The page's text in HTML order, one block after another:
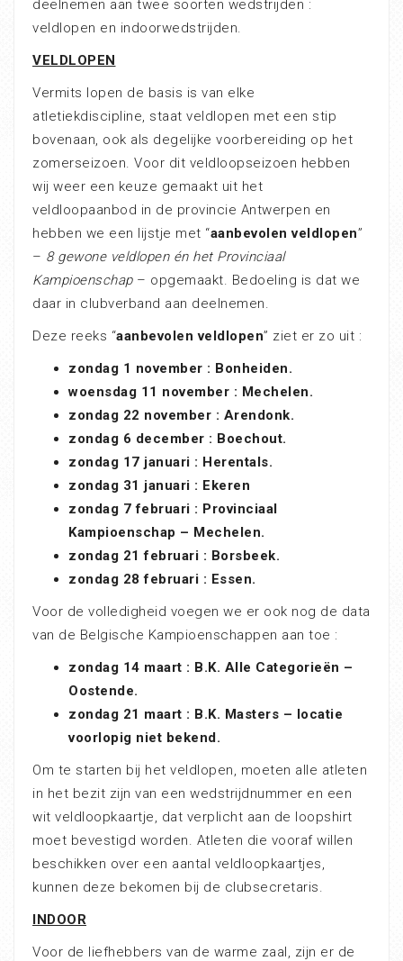
deelnemen aan twee soorten wedstrijden :
veldlopen en indoorwedstrijden.
VELDLOPEN
Vermits lopen de basis is van elke
atletiekdiscipline, staat veldlopen met een stip
bovenaan, ook als degelijke voorbereiding op het
zomerseizoen. Voor dit veldloopseizoen hebben
wij weer een keuze gemaakt uit het
veldloopaanbod in de provincie Antwerpen en
hebben we een lijstje met “aanbevolen veldlopen”
– 8 gewone veldlopen én het Provinciaal
Kampioenschap– opgemaakt. Bedoeling is dat we
daar in clubverband aan deelnemen.
Deze reeks “aanbevolen veldlopen” ziet er zo uit :
zondag 1 november : Bonheiden.
woensdag 11 november : Mechelen.
zondag 22 november : Arendonk.
zondag 6 december : Boechout.
zondag 17 januari : Herentals.
zondag 31 januari : Ekeren
zondag 7 februari : Provinciaal
Kampioenschap – Mechelen.
zondag 21 februari : Borsbeek.
zondag 28 februari : Essen.
Voor de volledigheid voegen we er ook nog de data
van de Belgische Kampioenschappen aan toe :
zondag 14 maart : B.K. Alle Categorieën –
Oostende.
zondag 21 maart : B.K. Masters – locatie
voorlopig niet bekend.
Om te starten bij het veldlopen, moeten alle atleten
in het bezit zijn van een wedstrijdnummer en een
wit veldloopkaartje, dat verplicht aan de loopshirt
moet bevestigd worden. Atleten die vooraf willen
beschikken over een aantal veldloopkaartjes,
kunnen deze bekomen bij de clubsecretaris.
INDOOR
Voor de liefhebbers van de warme zaal, zijn er de